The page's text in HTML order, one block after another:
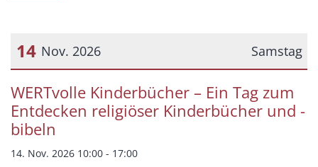
Samstag
14 Nov. 2026
Datum: 14. November 2026
WERTvolle Kinderbücher – Ein Tag zum
Entdecken religiöser Kinderbücher und -
bibeln
14. Nov. 2026 10:00 - 17:00